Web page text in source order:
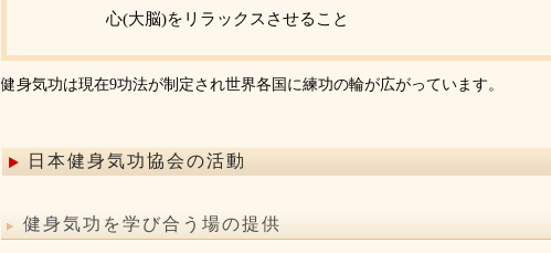
心(大脳)をリラックスさせること
健身気功は現在9功法が制定され世界各国に練功の輪が広がっています。
日本健身気功協会の活動
健身気功を学び合う場の提供